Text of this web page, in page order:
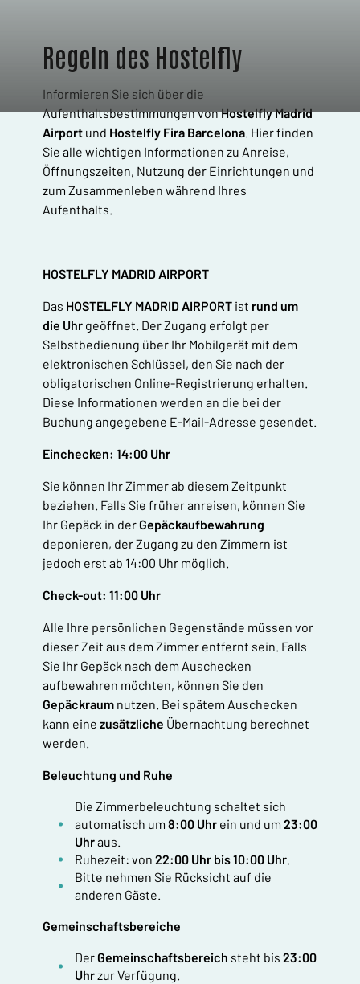
Regeln des Hostelfly
Informieren Sie sich über die
Aufenthaltsbestimmungen vonHostelfly Madrid
Airport und Hostelfly Fira Barcelona. Hier finden
Sie alle wichtigen Informationen zu Anreise,
Öffnungszeiten, Nutzung der Einrichtungen und
zum Zusammenleben während Ihres
Aufenthalts.
HOSTELFLY MADRID AIRPORT
Das HOSTELFLY MADRID AIRPORT ist rund um
die Uhr geöffnet. Der Zugang erfolgt per
Selbstbedienung über Ihr Mobilgerät mit dem
elektronischen Schlüssel, den Sie nach der
obligatorischen Online-Registrierung erhalten.
Diese Informationen werden an die bei der
Buchung angegebene E-Mail-Adresse gesendet.
Einchecken: 14:00 Uhr
Sie können Ihr Zimmer ab diesem Zeitpunkt
beziehen. Falls Sie früher anreisen, können Sie
Ihr Gepäck in derGepäckaufbewahrung
deponieren, der Zugang zu den Zimmern ist
jedoch erst ab 14:00 Uhr möglich.
Check-out: 11:00 Uhr
Alle Ihre persönlichen Gegenstände müssen vor
dieser Zeit aus dem Zimmer entfernt sein. Falls
Sie Ihr Gepäck nach dem Auschecken
aufbewahren möchten, können Sie den
Gepäckraum nutzen. Bei spätem Auschecken
kann eine zusätzliche Übernachtung berechnet
werden.
Beleuchtung und Ruhe
Die Zimmerbeleuchtung schaltet sich
automatisch um 8:00 Uhr ein und um 23:00
Uhraus.
Ruhezeit: von 22:00 Uhr bis 10:00 Uhr.
Bitte nehmen Sie Rücksicht auf die
anderen Gäste.
Gemeinschaftsbereiche
DerGemeinschaftsbereich steht bis 23:00
Uhrzur Verfügung.